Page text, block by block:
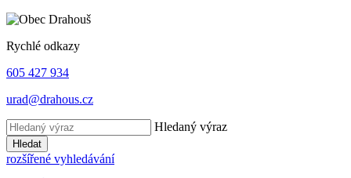
Rychlé odkazy
605 427 934
urad@drahous.cz
Hledaný výraz
Hledat
rozšířené vyhledávání